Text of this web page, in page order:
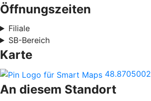
Öffnungszeiten
Filiale
SB-Bereich
Karte
48.8705002
An diesem Standort